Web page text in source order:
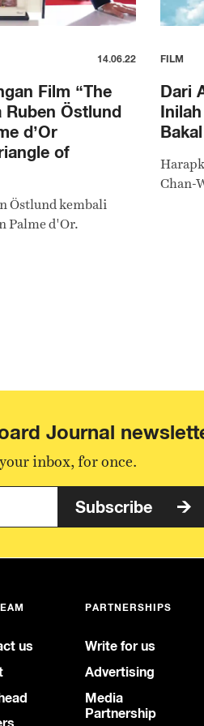
14.06.22
Film “The
Ruben Östlund
d’Or
of
Östlund kembali
Palme d'Or.
FILM
Dari
Chan-
Journal
inbox, for once.
Subscribe
us
PARTNERSHIPS
Write for us
Advertising
Media
Partnership